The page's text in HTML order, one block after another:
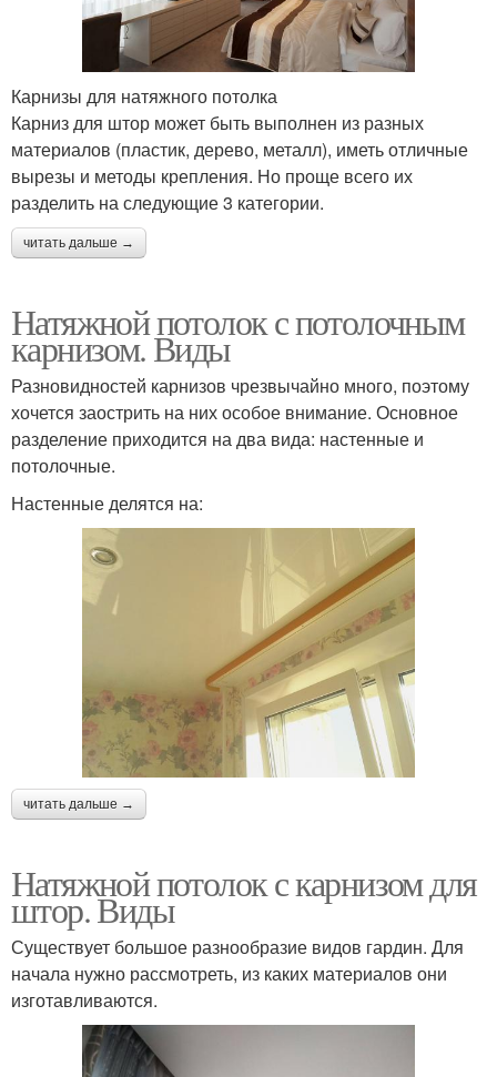
Карнизы для натяжного потолка
Карниз для штор может быть выполнен из разных
материалов (пластик, дерево, металл), иметь отличные
вырезы и методы крепления. Но проще всего их
разделить на следующие 3 категории.
читать дальше →
Натяжной потолок с потолочным
карнизом. Виды
Разновидностей карнизов чрезвычайно много, поэтому
хочется заострить на них особое внимание. Основное
разделение приходится на два вида: настенные и
потолочные.
Настенные делятся на:
читать дальше →
Натяжной потолок с карнизом для
штор. Виды
Существует большое разнообразие видов гардин. Для
начала нужно рассмотреть, из каких материалов они
изготавливаются.